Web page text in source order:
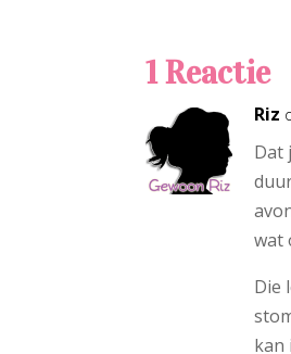
1 Reactie
Riz
Dat
wat
Die
kan